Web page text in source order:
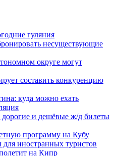
гуляния
несуществующие
округе могут
составить конкуренцию
куда можно ехать
и дешёвые ж/д билеты
программу на Кубу
иностранных туристов
на Кипр